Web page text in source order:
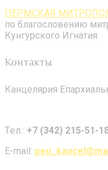
ПЕРМСКАЯ
по благословению
Кунгурского Игнатия
Контакты
Канцелярия
Tел.: +7 (342) 215-51-
E-mail: